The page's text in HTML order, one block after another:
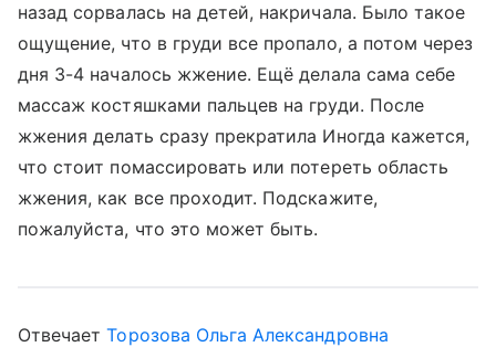
назад сорвалась на детей, накричала. Было такое
ощущение, что в груди все пропало, а потом через
дня 3-4 началось жжение. Ещё делала сама себе
массаж костяшками пальцев на груди. После
жжения делать сразу прекратила Иногда кажется,
что стоит помассировать или потереть область
жжения, как все проходит. Подскажите,
пожалуйста, что это может быть.
ОтвечаетТорозова Ольга Александровна